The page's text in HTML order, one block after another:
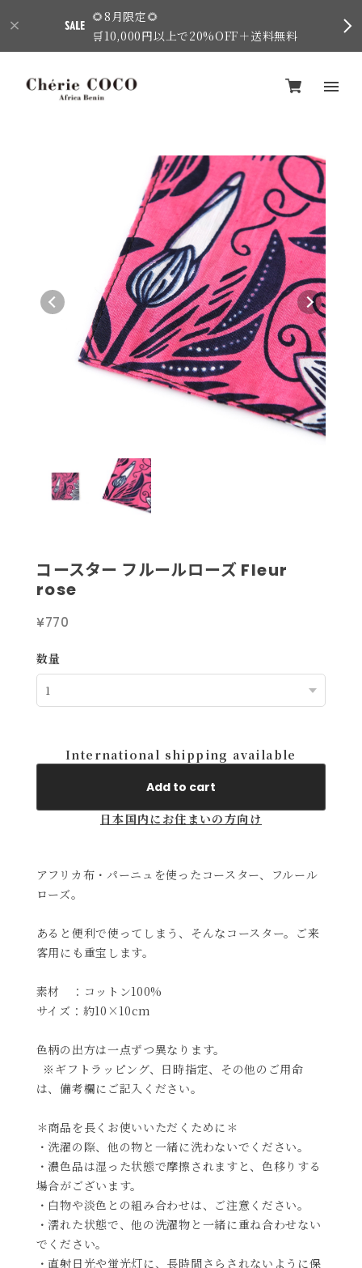
🌻8月限定🌻
🛒10,000円以上で20%OFF＋送料無料
コースター フルールローズ Fleur
rose
¥770
数量
International shipping available
Add to cart
日本国内にお住まいの方向け
アフリカ布・パーニュを使ったコースター、フルール
ローズ。
あると便利で使ってしまう、そんなコースター。ご来
客用にも重宝します。
素材 ：コットン100%
サイズ：約10×10cm
色柄の出方は一点ずつ異なります。
※ギフトラッピング、日時指定、その他のご用命
は、備考欄にご記入ください。
＊商品を長くお使いいただくために＊
・洗濯の際、他の物と一緒に洗わないでください。
・濃色品は湿った状態で摩擦されますと、色移りする
場合がございます。
・白物や淡色との組み合わせは、ご注意ください。
・濡れた状態で、他の洗濯物と一緒に重ね合わせない
でください。
・直射日光や蛍光灯に、長時間さらされないように保